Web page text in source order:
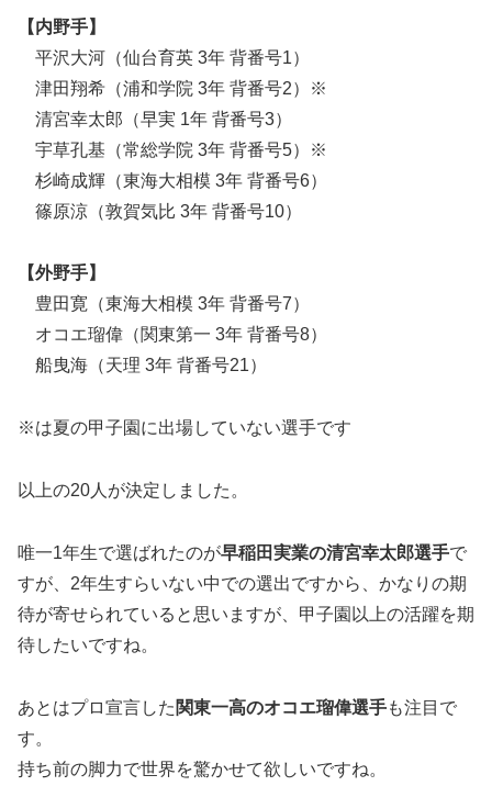
【内野手】
平沢大河（仙台育英 3年 背番号1）
津田翔希（浦和学院 3年 背番号2）※
清宮幸太郎（早実 1年 背番号3）
宇草孔基（常総学院 3年 背番号5）※
杉崎成輝（東海大相模 3年 背番号6）
篠原涼（敦賀気比 3年 背番号10）
【外野手】
豊田寛（東海大相模 3年 背番号7）
オコエ瑠偉（関東第一 3年 背番号8）
船曳海（天理 3年 背番号21）
※は夏の甲子園に出場していない選手です
以上の20人が決定しました。
唯一1年生で選ばれたのが早稲田実業の清宮幸太郎選手で
すが、2年生すらいない中での選出ですから、かなりの期
待が寄せられていると思いますが、甲子園以上の活躍を期
待したいですね。
あとはプロ宣言した 関東一高のオコエ瑠偉選手も注目で
す。
持ち前の脚力で世界を驚かせて欲しいですね。